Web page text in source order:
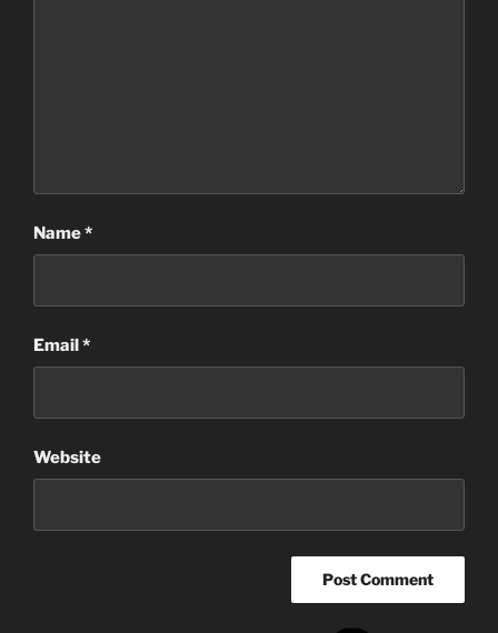
Name*
Email*
Website